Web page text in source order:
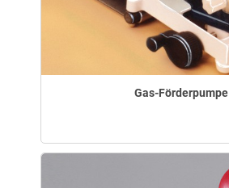
Gas-Förderpumpe